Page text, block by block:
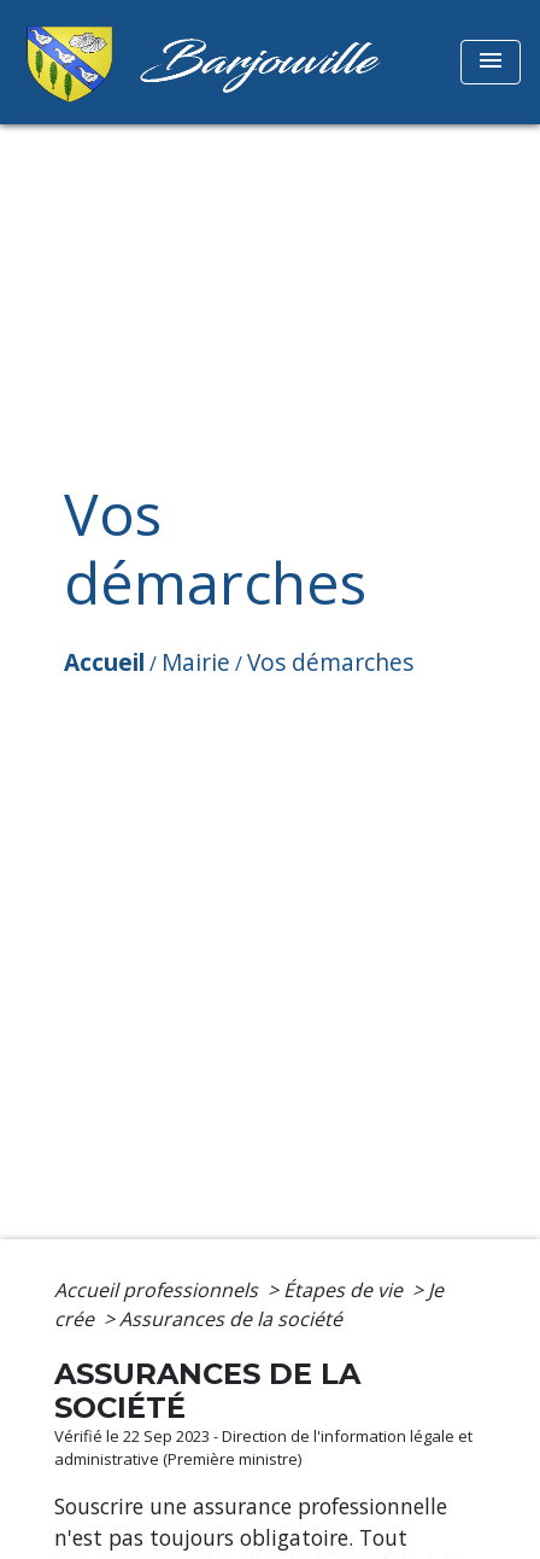
menu
Vos
démarches
Accueil / Mairie /Vos démarches
Accueil professionnels > Étapes de vie > Je
crée >Assurances de la société
ASSURANCES DE LA
SOCIÉTÉ
Vérifié le 22 Sep 2023 - Direction de l'information légale et
administrative (Première ministre)
Souscrire une assurance professionnelle
n'est pas toujours obligatoire. Tout